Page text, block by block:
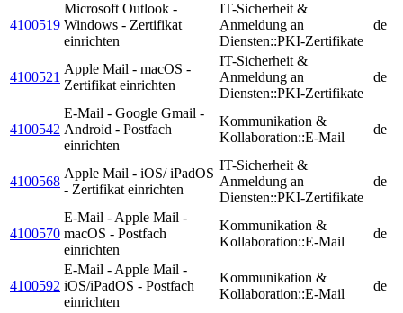
4100519
Microsoft Outlook -
Windows - Zertifikat
einrichten
IT-Sicherheit &
Anmeldung an
Diensten::PKI-Zertifikate
de
4100521
Apple Mail - macOS -
Zertifikat einrichten
IT-Sicherheit &
Anmeldung an
Diensten::PKI-Zertifikate
de
4100542
E-Mail - Google Gmail -
Android - Postfach
einrichten
Kommunikation &
Kollaboration::E-Mail
de
4100568
Apple Mail - iOS/ iPadOS
- Zertifikat einrichten
IT-Sicherheit &
Anmeldung an
Diensten::PKI-Zertifikate
de
4100570
E-Mail - Apple Mail -
macOS - Postfach
einrichten
Kommunikation &
Kollaboration::E-Mail
de
4100592
E-Mail - Apple Mail -
iOS/iPadOS - Postfach
einrichten
Kommunikation &
Kollaboration::E-Mail
de